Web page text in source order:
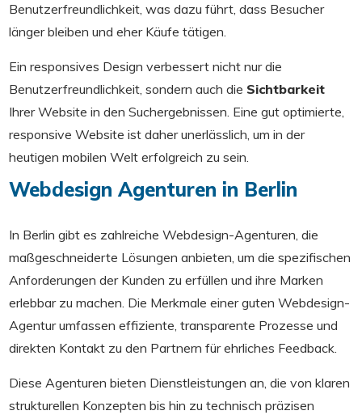
Benutzerfreundlichkeit, was dazu führt, dass Besucher
länger bleiben und eher Käufe tätigen.
Ein responsives Design verbessert nicht nur die
Benutzerfreundlichkeit, sondern auch die Sichtbarkeit
Ihrer Website in den Suchergebnissen. Eine gut optimierte,
responsive Website ist daher unerlässlich, um in der
heutigen mobilen Welt erfolgreich zu sein.
Webdesign Agenturen in Berlin
In Berlin gibt es zahlreiche Webdesign-Agenturen, die
maßgeschneiderte Lösungen anbieten, um die spezifischen
Anforderungen der Kunden zu erfüllen und ihre Marken
erlebbar zu machen. Die Merkmale einer guten Webdesign-
Agentur umfassen effiziente, transparente Prozesse und
direkten Kontakt zu den Partnern für ehrliches Feedback.
Diese Agenturen bieten Dienstleistungen an, die von klaren
strukturellen Konzepten bis hin zu technisch präzisen